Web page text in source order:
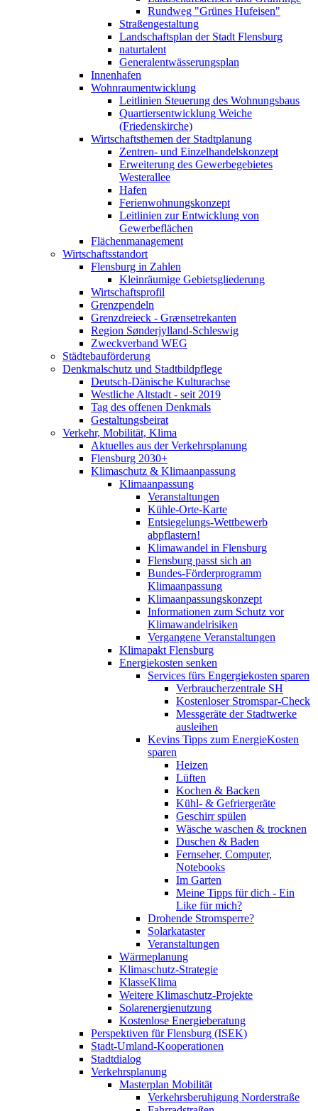
Rundweg "Grünes Hufeisen"
Straßengestaltung
Landschaftsplan der Stadt Flensburg
naturtalent
Generalentwässerungsplan
Innenhafen
Wohnraumentwicklung
Leitlinien Steuerung des Wohnungsbaus
Quartiersentwicklung Weiche
(Friedenskirche)
Wirtschaftsthemen der Stadtplanung
Zentren- und Einzelhandelskonzept
Erweiterung des Gewerbegebietes
Westerallee
Hafen
Ferienwohnungskonzept
Leitlinien zur Entwicklung von
Gewerbeflächen
Flächenmanagement
Wirtschaftsstandort
Flensburg in Zahlen
Kleinräumige Gebietsgliederung
Wirtschaftsprofil
Grenzpendeln
Grenzdreieck - Grænsetrekanten
Region Sønderjylland-Schleswig
Zweckverband WEG
Städtebauförderung
Denkmalschutz und Stadtbildpflege
Deutsch-Dänische Kulturachse
Westliche Altstadt - seit 2019
Tag des offenen Denkmals
Gestaltungsbeirat
Verkehr, Mobilität, Klima
Aktuelles aus der Verkehrsplanung
Flensburg 2030+
Klimaschutz & Klimaanpassung
Klimaanpassung
Veranstaltungen
Kühle-Orte-Karte
Entsiegelungs-Wettbewerb
abpflastern!
Klimawandel in Flensburg
Flensburg passt sich an
Bundes-Förderprogramm
Klimaanpassung
Klimaanpassungskonzept
Informationen zum Schutz vor
Klimawandelrisiken
Vergangene Veranstaltungen
Klimapakt Flensburg
Energiekosten senken
Services fürs Engergiekosten sparen
Verbraucherzentrale SH
Kostenloser Stromspar-Check
Messgeräte der Stadtwerke
ausleihen
Kevins Tipps zum EnergieKosten
sparen
Heizen
Lüften
Kochen & Backen
Kühl- & Gefriergeräte
Geschirr spülen
Wäsche waschen & trocknen
Duschen & Baden
Fernseher, Computer,
Notebooks
Im Garten
Meine Tipps für dich - Ein
Like für mich?
Drohende Stromsperre?
Solarkataster
Veranstaltungen
Wärmeplanung
Klimaschutz-Strategie
KlasseKlima
Weitere Klimaschutz-Projekte
Solarenergienutzung
Kostenlose Energieberatung
Perspektiven für Flensburg (ISEK)
Stadt-Umland-Kooperationen
Stadtdialog
Verkehrsplanung
Masterplan Mobilität
Verkehrsberuhigung Norderstraße